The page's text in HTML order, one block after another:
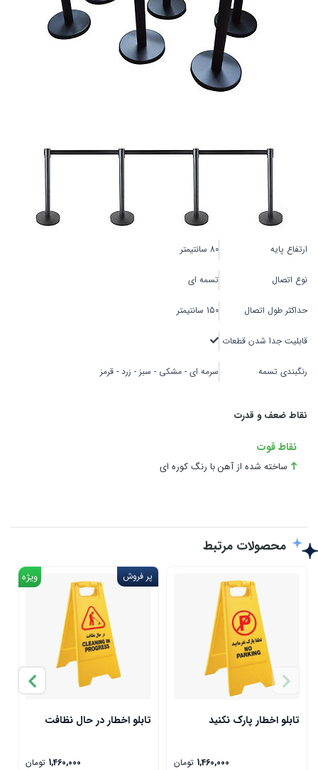
ارتفاع پایه 80 سانتیمتر
نوع اتصال تسمه ای
حداکثر طول اتصال 150 سانتیمتر
قابلیت جدا شدن قطعات
رنگبندی تسمه سرمه ای - مشکی - سبز - زرد - قرمز
نقاط ضعف و قدرت
نقاط قوت
ساخته شده از آهن با رنگ کوره ای
محصولات مرتبط
تابلو اخطار پارک نکنید
1,460,000 تومان
پر فروش ویژه
تابلو اخطار در حال نظافت
1,460,000 تومان